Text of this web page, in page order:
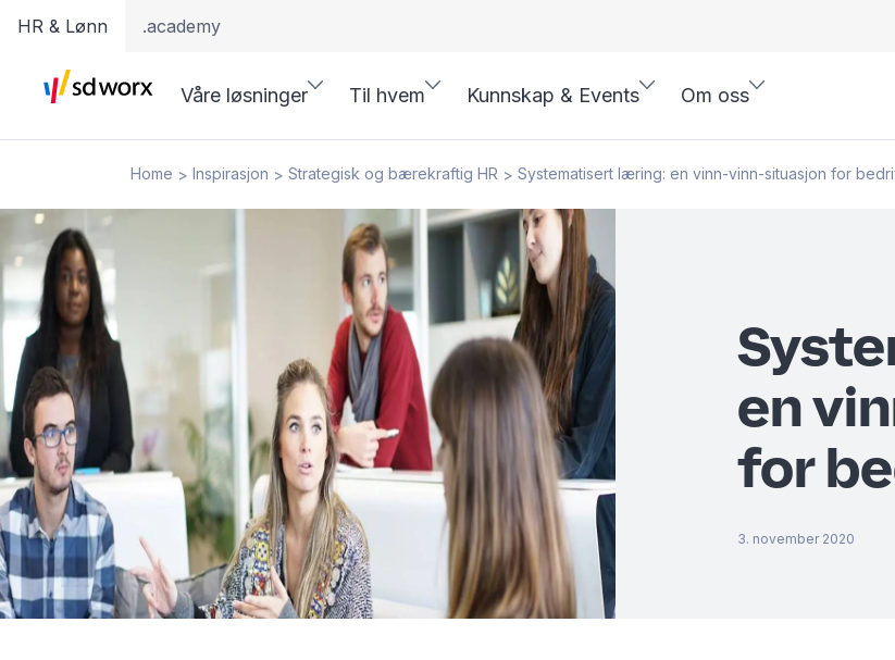
HR & Lønn .academy
Våre løsninger Til hvem Kunnskap & Events Om oss
Home > Inspirasjon > Strategisk og bærekraftig HR > Systematisert læring: en vinn-vinn-situasjon for
en
for
3. november 2020